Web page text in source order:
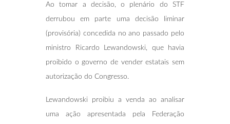
Ao tomar a decisão, o plenário do STF
derrubou em parte uma decisão liminar
(provisória) concedida no ano passado pelo
ministro Ricardo Lewandowski, que havia
proibido o governo de vender estatais sem
autorização do Congresso.
Lewandowski proibiu a venda ao analisar
uma ação apresentada pela Federação